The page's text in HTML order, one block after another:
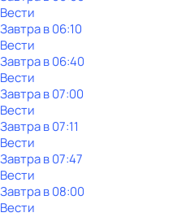
Вести
Завтра в 06:10
Вести
Завтра в 06:40
Вести
Завтра в 07:00
Вести
Завтра в 07:11
Вести
Завтра в 07:47
Вести
Завтра в 08:00
Вести